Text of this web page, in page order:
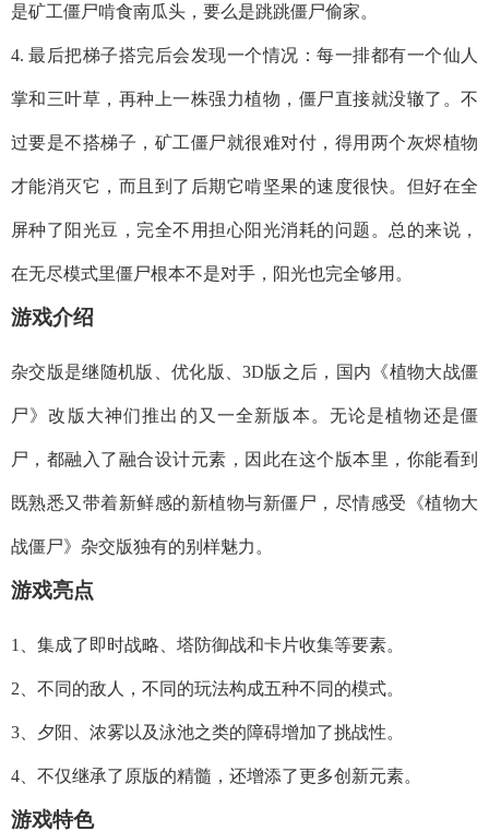
是矿工僵尸啃食南瓜头，要么是跳跳僵尸偷家。
4. 最后把梯子搭完后会发现一个情况：每一排都有一个仙人
掌和三叶草，再种上一株强力植物，僵尸直接就没辙了。不
过要是不搭梯子，矿工僵尸就很难对付，得用两个灰烬植物
才能消灭它，而且到了后期它啃坚果的速度很快。但好在全
屏种了阳光豆，完全不用担心阳光消耗的问题。总的来说，
在无尽模式里僵尸根本不是对手，阳光也完全够用。
游戏介绍
杂交版是继随机版、优化版、3D版之后，国内《植物大战僵
尸》改版大神们推出的又一全新版本。无论是植物还是僵
尸，都融入了融合设计元素，因此在这个版本里，你能看到
既熟悉又带着新鲜感的新植物与新僵尸，尽情感受《植物大
战僵尸》杂交版独有的别样魅力。
游戏亮点
1、集成了即时战略、塔防御战和卡片收集等要素。
2、不同的敌人，不同的玩法构成五种不同的模式。
3、夕阳、浓雾以及泳池之类的障碍增加了挑战性。
4、不仅继承了原版的精髓，还增添了更多创新元素。
游戏特色